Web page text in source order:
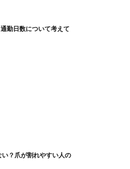
勤日数について考えて
？爪が割れやすい人の